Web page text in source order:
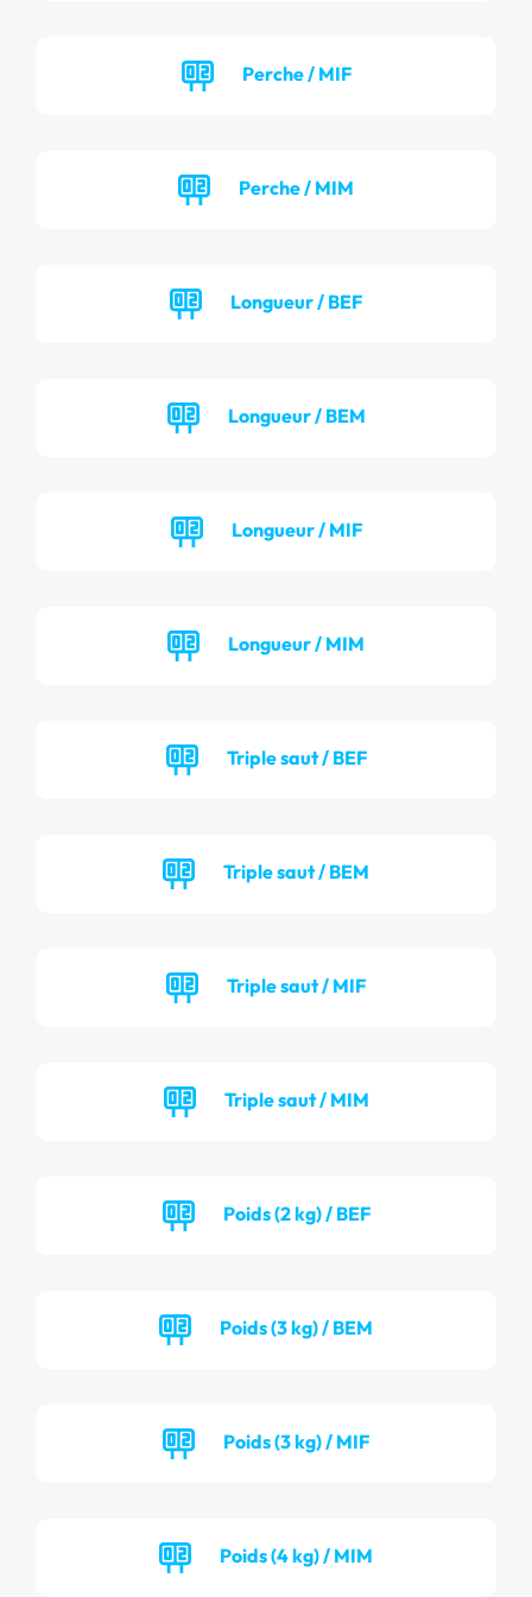
Perche / MIF
Perche / MIM
Longueur / BEF
Longueur / BEM
Longueur / MIF
Longueur / MIM
Triple saut / BEF
Triple saut / BEM
Triple saut / MIF
Triple saut / MIM
Poids (2 kg) / BEF
Poids (3 kg) / BEM
Poids (3 kg) / MIF
Poids (4 kg) / MIM